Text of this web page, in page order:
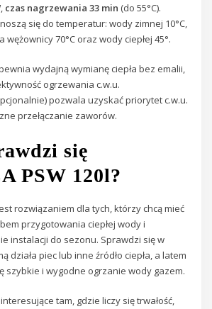
, czas nagrzewania 33 min (do 55°C).
się do temperatur: wody zimnej 10°C,
70°C oraz wody ciepłej 45°.
wydajną wymianę ciepła bez emalii,
ogrzewania c.w.u.
pozwala uzyskać priorytet c.w.u.
przełączanie zaworów.
się
PSW 120l?
rozwiązaniem dla tych, którzy chcą mieć
przygotowania ciepłej wody i
instalacji do sezonu. Sprawdzi się w
działa piec lub inne źródło ciepła, a latem
szybkie i wygodne ogrzanie wody gazem.
tam, gdzie liczy się trwałość,